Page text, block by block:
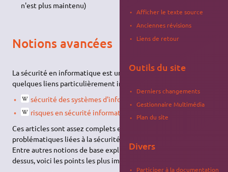
n'est plus maintenu)
Notions avancées
La sécurité en informatique est un terme très large. Voici
quelques liens particulièrement intéressants :
sécurité des systèmes d'informations
risques en sécurité informatique
Ces articles sont assez complets et permettent d'entrevoir les
problématiques liées à la sécurité informatique.
Entre autres notions de base expliquées dans les liens ci-
dessus, voici les points les plus importants :
Afficher le texte source
Anciennes révisions
Liens de retour
Outils du site
Derniers changements
Gestionnaire Multimédia
Plan du site
Divers
Participer à la documentation